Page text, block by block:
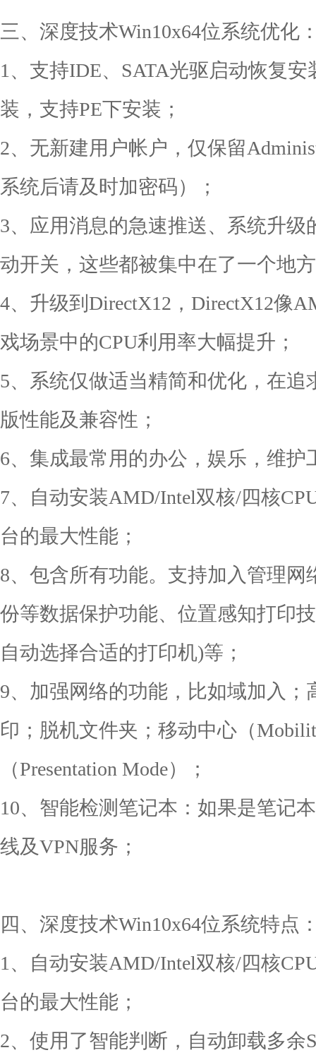
三、深度技术Win10x64位系统优化
1、支持IDE、SATA光驱启动恢复
装，支持PE下安装；
2、无新建用户帐户，仅保留
系统后请及时加密码）；
3、应用消息的急速推送、系统升
动开关，这些都被集中在了一个地
4、升级到DirectX12，DirectX12像
戏场景中的CPU利用率大幅提升；
5、系统仅做适当精简和优化，在
版性能及兼容性；
6、集成最常用的办公，娱乐，维
7、自动安装AMD/Intel双核/四核
台的最大性能；
8、包含所有功能。支持加入管理网
份等数据保护功能、位置感知打印
自动选择合适的打印机)等；
9、加强网络的功能，比如域加入
印；脱机文件夹；移动中心（
（Presentation Mode）；
10、智能检测笔记本：如果是笔记
线及VPN服务；
四、深度技术Win10x64位系统特点
1、自动安装AMD/Intel双核/四核
台的最大性能；
2、使用了智能判断，自动卸载多余